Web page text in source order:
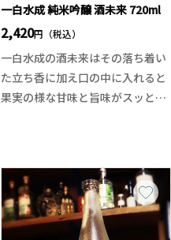
一白水成 純米吟醸 酒未来 720ml
2,420円（税込）
一白水成の酒未来はその落ち着い
た立ち香に加え口の中に入れると
果実の様な甘味と旨味がスッと広
仕上がっております。例年よりも
フレッシュで透明感のある酒質を
お楽しみください。